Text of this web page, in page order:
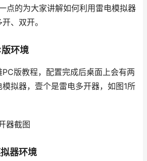
点的为大家讲解如何利用雷电模拟器
、双开。
环境
版教程，配置完成后桌面上会有两
拟器，壹个是雷电多开器，如图1所
器截图
器环境